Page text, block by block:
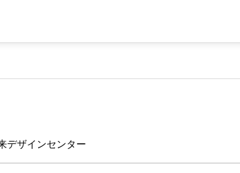
デザインセンター